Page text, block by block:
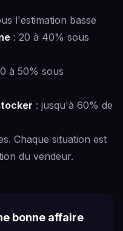
l'estimation basse
: 20 à 40% sous
à 50% sous
: jusqu'à 60% de
Chaque situation est
du vendeur.
bonne affaire